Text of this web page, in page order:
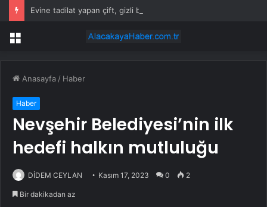
Menü
Anasayfa / Haber
Haber
Nevşehir Belediyesi’nin ilk
hedefi halkın mutluluğu
DİDEM CEYLAN Kasım 17, 2023 0 2
Bir dakikadan az